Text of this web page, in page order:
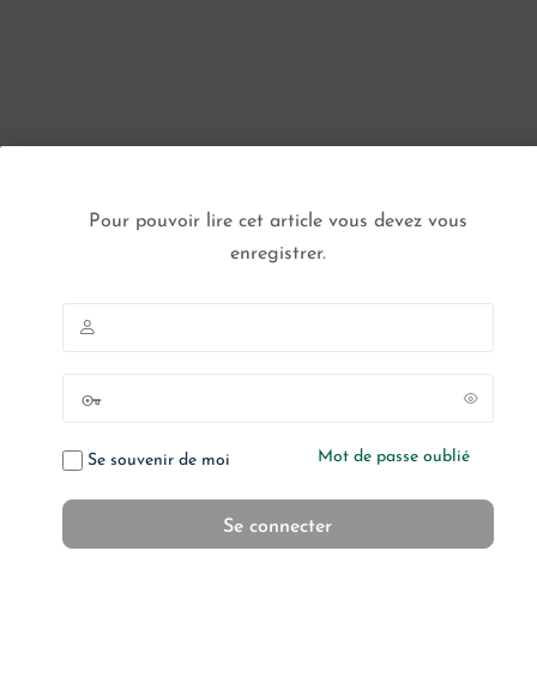
Pour pouvoir lire cet article vous devez vous
enregistrer.
Se souvenir de moi Mot de passe oublié